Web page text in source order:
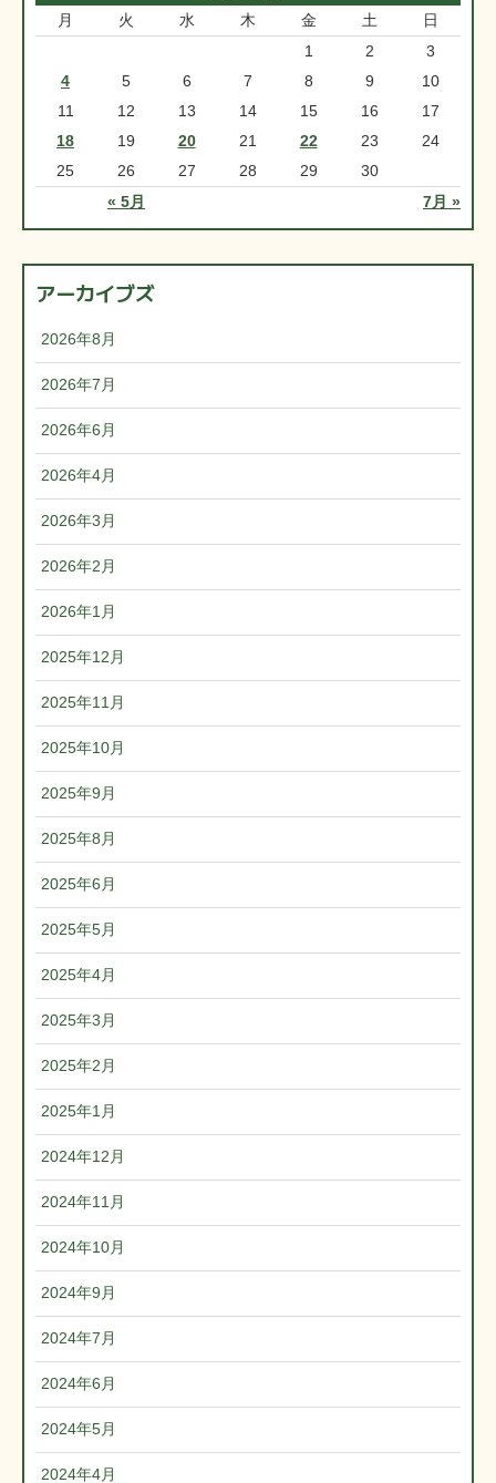
月
火 水 木 金 土 日
« 5月 7月 »
1 2
3
4
5 6 7 8 9
10
11
12 13 14 15 16
17
18
19 20 21 22 23
24
25
26 27 28 29 30
アーカイブズ
2026年8月
2026年7月
2026年6月
2026年4月
2026年3月
2026年2月
2026年1月
2025年12月
2025年11月
2025年10月
2025年9月
2025年8月
2025年6月
2025年5月
2025年4月
2025年3月
2025年2月
2025年1月
2024年12月
2024年11月
2024年10月
2024年9月
2024年7月
2024年6月
2024年5月
2024年4月